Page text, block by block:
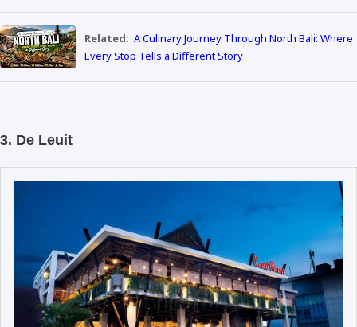
Related: A Culinary Journey Through North Bali: Where
Every Stop Tells a Different Story
3. De Leuit